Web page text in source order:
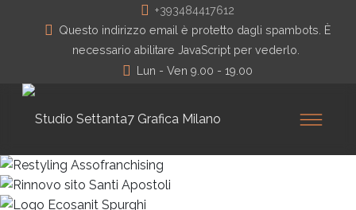
+393484417612
Questo indirizzo email è protetto dagli spambots. È
necessario abilitare JavaScript per vederlo.
Lun - Ven 9.00 - 19.00